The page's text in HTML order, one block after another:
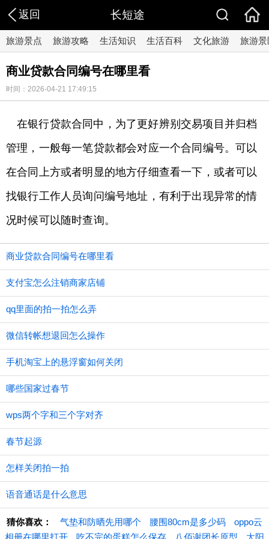
返回 长短途
旅游景点 旅游攻略 生活知识 生活百科 文化旅游 旅游景
商业贷款合同编号在哪里看
时间：2026-04-21 17:49:15
在银行贷款合同中，为了更好辨别交易项目并归档
管理，一般每一笔贷款都会对应一个合同编号。可以
在合同上方或者明显的地方仔细查看一下，或者可以
找银行工作人员询问编号地址，有利于出现异常的情
况时候可以随时查询。
商业贷款合同编号在哪里看
支付宝怎么注销商家店铺
qq里面的拍一拍怎么弄
微信转帐想退回怎么操作
手机淘宝上的悬浮窗如何关闭
哪些国家过春节
wps两个字和三个字对齐
春节起源
怎样关闭拍一拍
语音通话是什么意思
猜你喜欢： 气垫和防晒先用哪个 腰围80cm是多少码
oppo云
相册在哪里打开
吃不完的蛋糕怎么保存 八佰谢团长原型 太阳